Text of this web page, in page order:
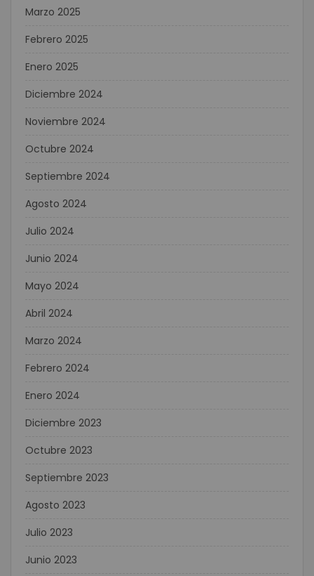
Marzo 2025
Febrero 2025
Enero 2025
Diciembre 2024
Noviembre 2024
Octubre 2024
Septiembre 2024
Agosto 2024
Julio 2024
Junio 2024
Mayo 2024
Abril 2024
Marzo 2024
Febrero 2024
Enero 2024
Diciembre 2023
Octubre 2023
Septiembre 2023
Agosto 2023
Julio 2023
Junio 2023